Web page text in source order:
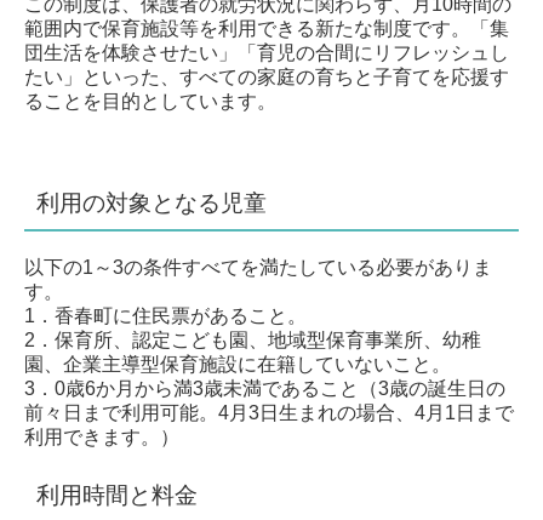
この制度は、保護者の就労状況に関わらず、月10時間の
範囲内で保育施設等を利用できる新たな制度です。「集
団生活を体験させたい」「育児の合間にリフレッシュし
たい」といった、すべての家庭の育ちと子育てを応援す
ることを目的としています。
利用の対象となる児童
以下の1～3の条件すべてを満たしている必要がありま
す。
1．香春町に住民票があること。
2．保育所、認定こども園、地域型保育事業所、幼稚
園、企業主導型保育施設に在籍していないこと。
3．0歳6か月から満3歳未満であること（3歳の誕生日の
前々日まで利用可能。4月3日生まれの場合、4月1日まで
利用できます。）
利用時間と料金